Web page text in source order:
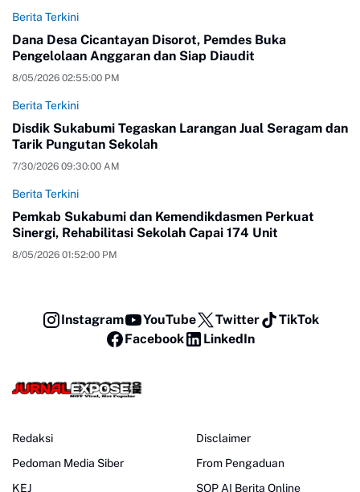
Berita Terkini
Dana Desa Cicantayan Disorot, Pemdes Buka
Pengelolaan Anggaran dan Siap Diaudit
8/05/2026 02:55:00 PM
Berita Terkini
Disdik Sukabumi Tegaskan Larangan Jual Seragam dan
Tarik Pungutan Sekolah
7/30/2026 09:30:00 AM
Berita Terkini
Pemkab Sukabumi dan Kemendikdasmen Perkuat
Sinergi, Rehabilitasi Sekolah Capai 174 Unit
8/05/2026 01:52:00 PM
Instagram YouTube Twitter
TikTok
Facebook
LinkedIn
Redaksi
Pedoman Media Siber
KEJ
Disclaimer
From Pengaduan
SOP AI Berita Online